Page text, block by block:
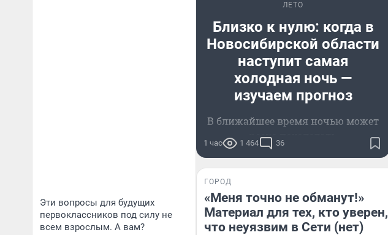
Эти вопросы для будущих
первоклассников под силу не
всем взрослым. А вам?
ЛЕТО
Близко к нулю: когда в
Новосибирской области
наступит самая
холодная ночь —
изучаем прогноз
В ближайшее время ночью может
резко похолодать
1 час 1 464 36
ГОРОД
«Меня точно не обманут!»
Материал для тех, кто уверен,
что неуязвим в Сети (нет)